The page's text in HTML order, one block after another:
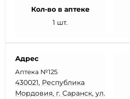
Кол-во в аптеке
1 шт.
Адрес
Аптека №125
430021, Республика
Мордовия, г. Саранск, ул.